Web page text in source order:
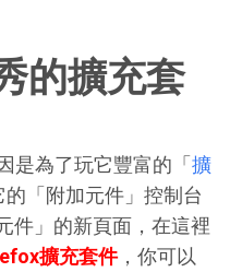
的擴充套
是為了玩它豐富的「 擴
的「附加元件」控制台
件」的新頁面，在這裡
擴充套件，你可以